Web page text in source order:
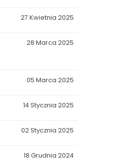
27 Kwietnia 2025
28 Marca 2025
05 Marca 2025
14 Stycznia 2025
02 Stycznia 2025
18 Grudnia 2024